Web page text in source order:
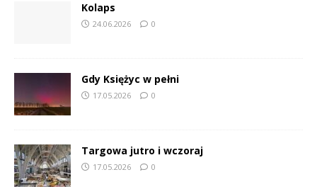
Kolaps
24.06.2026 0
Gdy Księżyc w pełni
17.05.2026 0
Targowa jutro i wczoraj
17.05.2026 0